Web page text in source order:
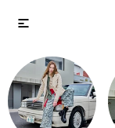
